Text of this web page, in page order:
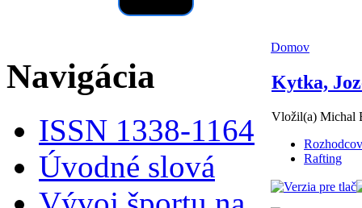
Navigácia
ISSN 1338-1164
Úvodné slová
Domov
Kytka,
Vložil(a) Michal
Rafting